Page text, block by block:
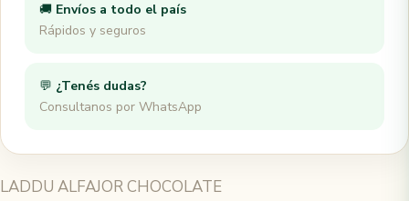
🚚 Envíos a todo el país
Rápidos y seguros
💬 ¿Tenés dudas?
Consultanos por WhatsApp
LADDU ALFAJOR CHOCOLATE